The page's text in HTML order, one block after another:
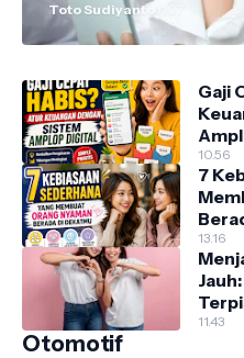
Toto Sudiyanto
Gaji
10.56
7
13.16
11.43
Otomotif